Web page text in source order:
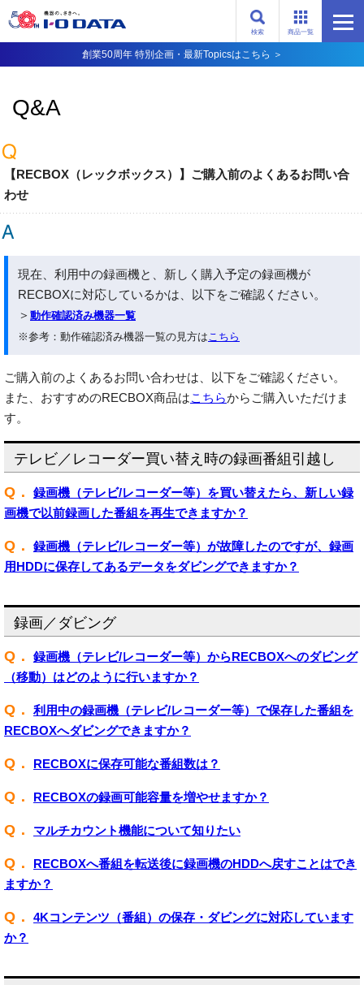
商品一覧
検索
創業50周年 特別企画・最新Topicsはこちら ＞
Q&A
【RECBOX（レックボックス）】ご購入前のよくあるお問い合
わせ
現在、利用中の録画機と、新しく購入予定の録画機が
RECBOXに対応しているかは、以下をご確認ください。
＞ 動作確認済み機器一覧
※参考：動作確認済み機器一覧の見方はこちら
ご購入前のよくあるお問い合わせは、以下をご確認ください。
また、おすすめのRECBOX商品はこちらからご購入いただけま
す。
テレビ／レコーダー買い替え時の録画番組引越し
Q．
録画機（テレビ/レコーダー等）を買い替えたら、新しい録
画機で以前録画した番組を再生できますか？
Q．
録画機（テレビ/レコーダー等）が故障したのですが、録画
用HDDに保存してあるデータをダビングできますか？
録画／ダビング
Q．
録画機（テレビ/レコーダー等）からRECBOXへのダビング
（移動）はどのように行いますか？
Q．
利用中の録画機（テレビ/レコーダー等）で保存した番組を
RECBOXへダビングできますか？
Q． RECBOXに保存可能な番組数は？
Q． RECBOXの録画可能容量を増やせますか？
Q． マルチカウント機能について知りたい
Q．
RECBOXへ番組を転送後に録画機のHDDへ戻すことはでき
ますか？
Q．
4Kコンテンツ（番組）の保存・ダビングに対応しています
か？